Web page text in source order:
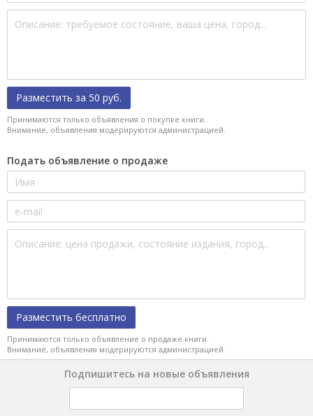
Разместить за 50 руб.
Принимаются только объявления о покупке книги.
Внимание, объявления модерируются администрацией.
Подать объявление о продаже
Разместить бесплатно
Принимаются только объявление о продаже книги.
Внимание, объявления модерируются администрацией.
Подпишитесь на новые объявления